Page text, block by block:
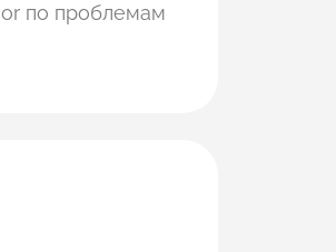
по проблемам